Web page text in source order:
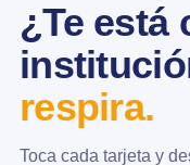
¿Te está
respira.
Toca cada tarjeta y